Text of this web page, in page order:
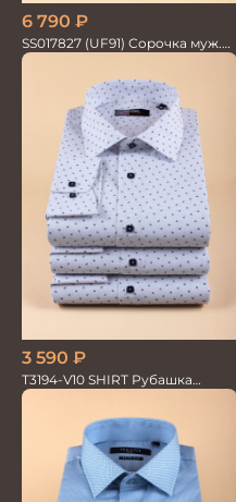
6 790 ₽
SS017827 (UF91) Сорочка муж.
дл. рук. GROSTYLE TRENDY
3 590 ₽
T3194-V10 SHIRT Рубашка
мужская